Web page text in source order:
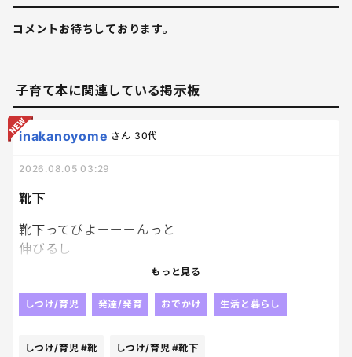
コメントお待ちしております。
子育て本に関連している掲示板
靴下
inakanoyome さん 30代
2026.08.05 03:29
靴下ってびよーーーんっと
伸びるし
気づきにくいんだけど、
かかとの位置が
もっと見る
しつけ/育児 発達/発育 おでかけ 生活と暮らし
しつけ/育児 #靴 しつけ/育児 #靴下